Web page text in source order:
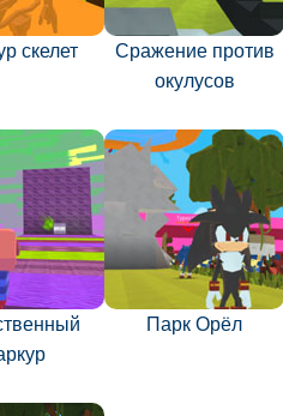
скелет
Сражение против
окулусов
Парк Орёл